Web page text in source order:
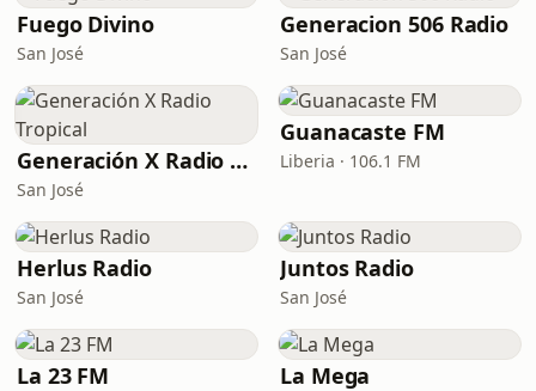
Fuego Divino
San José
Generacion 506 Radio
San José
Generación X Radio Tropical
San José
Guanacaste FM
Liberia · 106.1 FM
Herlus Radio
San José
Juntos Radio
San José
La 23 FM La Mega